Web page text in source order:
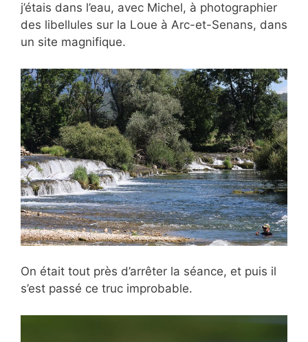
j’étais dans l’eau, avec Michel, à photographier
des libellules sur la Loue à Arc-et-Senans, dans
un site magnifique.
On était tout près d’arrêter la séance, et puis il
s’est passé ce truc improbable.